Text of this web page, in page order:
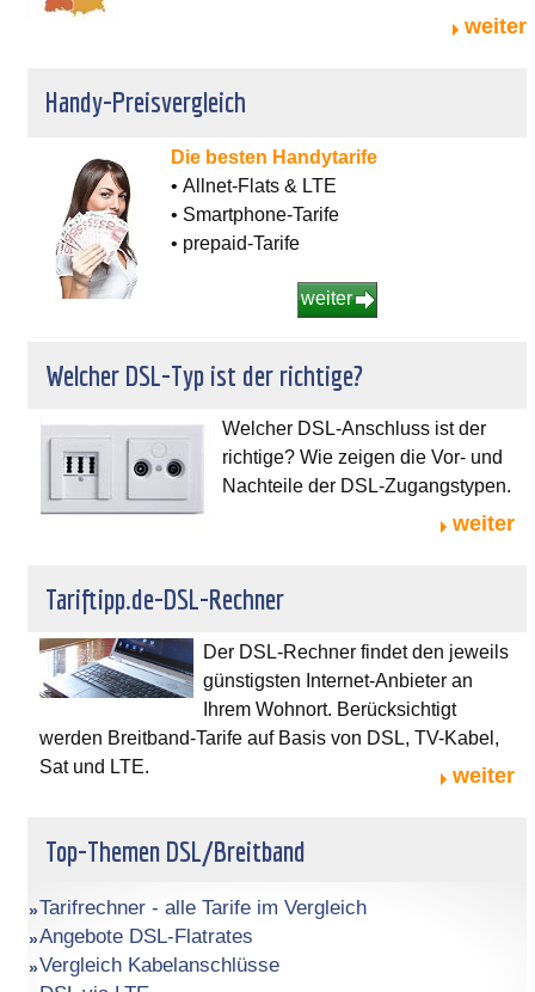
weiter
Handy-Preisvergleich
Die besten Handytarife
• Allnet-Flats & LTE
• Smartphone-Tarife
• prepaid-Tarife
weiter
Welcher DSL-Typ ist der richtige?
Welcher DSL-Anschluss ist der
richtige? Wie zeigen die Vor- und
Nachteile der DSL-Zugangstypen.
weiter
Tariftipp.de-DSL-Rechner
Der DSL-Rechner findet den jeweils
günstigsten Internet-Anbieter an
Ihrem Wohnort. Berücksichtigt
werden Breitband-Tarife auf Basis von DSL, TV-Kabel,
Sat und LTE.
weiter
Top-Themen DSL/Breitband
Tarifrechner - alle Tarife im Vergleich
Angebote DSL-Flatrates
Vergleich Kabelanschlüsse